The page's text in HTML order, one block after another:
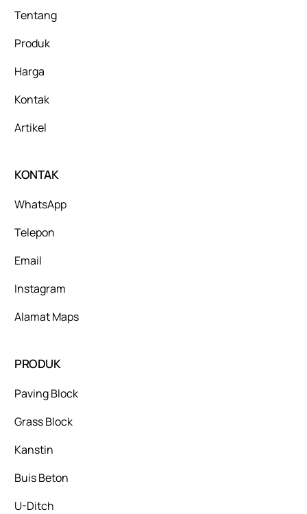
Tentang
Produk
Harga
Kontak
Artikel
KONTAK
WhatsApp
Telepon
Email
Instagram
Alamat Maps
PRODUK
Paving Block
Grass Block
Kanstin
Buis Beton
U-Ditch